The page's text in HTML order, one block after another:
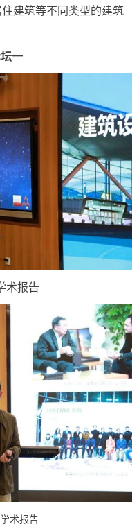
建筑等不同类型的建筑
一
术报告
术报告